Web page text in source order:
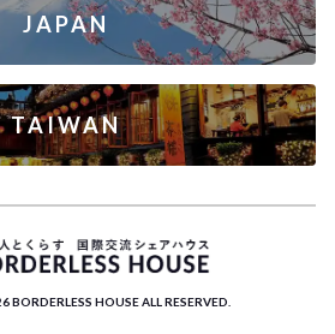
JAPAN
TAIWAN
BORDERLESS HOUSE ALL RESERVED.